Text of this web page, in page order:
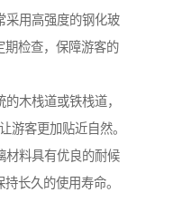
用高强度的钢化玻
期检查，保障游客的
木栈道或铁栈道，
游客更加贴近自然。
料具有优良的耐候
长久的使用寿命。